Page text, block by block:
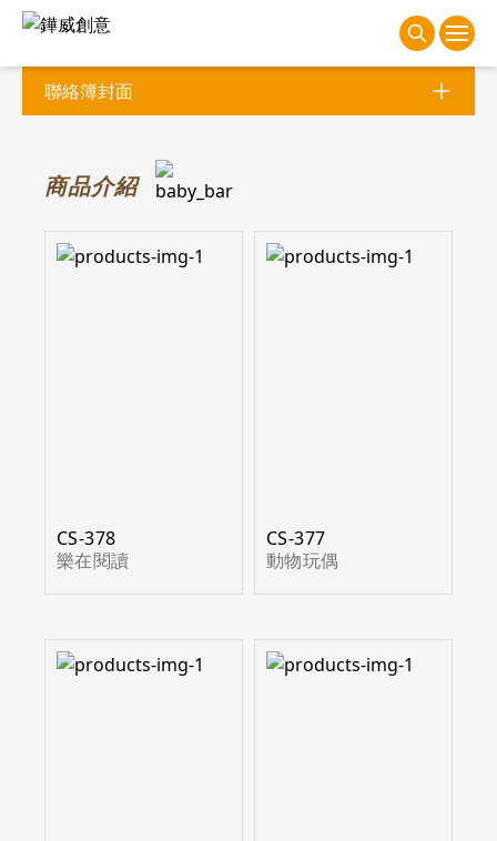
聯絡簿封面
商品介紹
CS-378
樂在閱讀
CS-377
動物玩偶